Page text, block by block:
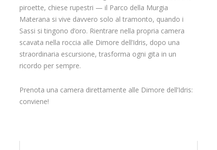
piroette, chiese rupestri — il Parco della Murgia
Materana si vive davvero solo al tramonto, quando i
Sassi si tingono d’oro. Rientrare nella propria camera
scavata nella roccia alle Dimore dell’Idris, dopo una
straordinaria escursione, trasforma ogni gita in un
ricordo per sempre.
Prenota una camera direttamente alle Dimore dell’Idris:
conviene!